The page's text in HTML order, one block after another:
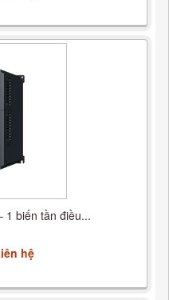
1 biến tần điều...
hệ